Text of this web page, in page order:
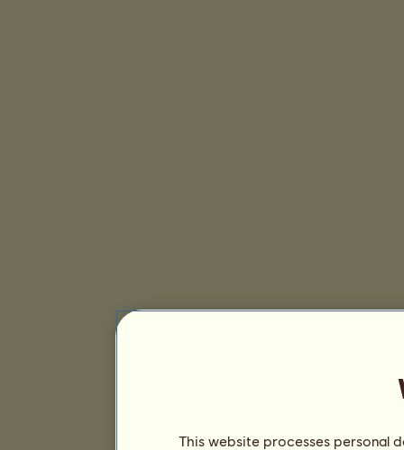
This website processes personal